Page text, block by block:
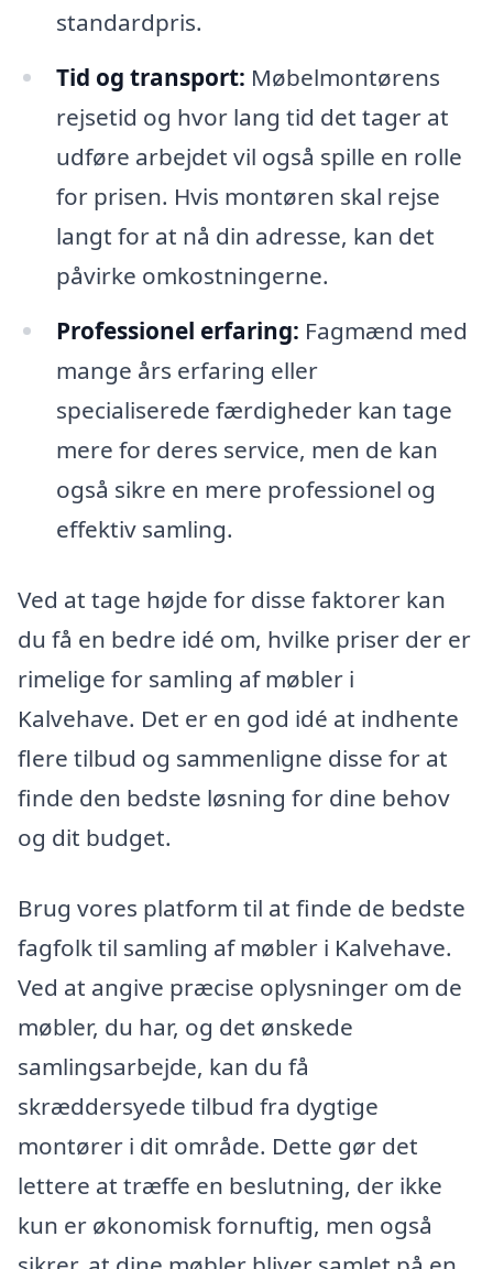
standardpris.
Tid og transport: Møbelmontørens
rejsetid og hvor lang tid det tager at
udføre arbejdet vil også spille en rolle
for prisen. Hvis montøren skal rejse
langt for at nå din adresse, kan det
påvirke omkostningerne.
Professionel erfaring: Fagmænd med
mange års erfaring eller
specialiserede færdigheder kan tage
mere for deres service, men de kan
også sikre en mere professionel og
effektiv samling.
Ved at tage højde for disse faktorer kan
du få en bedre idé om, hvilke priser der er
rimelige for samling af møbler i
Kalvehave. Det er en god idé at indhente
flere tilbud og sammenligne disse for at
finde den bedste løsning for dine behov
og dit budget.
Brug vores platform til at finde de bedste
fagfolk til samling af møbler i Kalvehave.
Ved at angive præcise oplysninger om de
møbler, du har, og det ønskede
samlingsarbejde, kan du få
skræddersyede tilbud fra dygtige
montører i dit område. Dette gør det
lettere at træffe en beslutning, der ikke
kun er økonomisk fornuftig, men også